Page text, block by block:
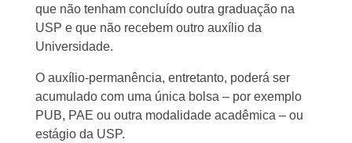
que não tenham concluído outra graduação na
USP e que não recebem outro auxílio da
Universidade.
O auxílio-permanência, entretanto, poderá ser
acumulado com uma única bolsa – por exemplo
PUB, PAE ou outra modalidade acadêmica – ou
estágio da USP.